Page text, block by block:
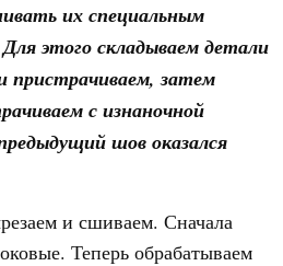
их специальным
этого складываем детали
пристрачиваем, затем
с изнаночной
шов оказался
и сшиваем. Сначала
Теперь обрабатываем